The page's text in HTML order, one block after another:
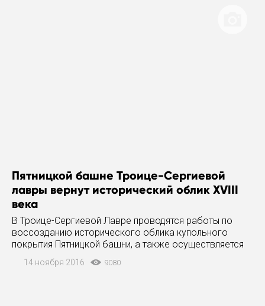
Пятницкой башне Троице-Сергиевой
лавры вернут исторический облик XVIII
века
В Троице-Сергиевой Лавре проводятся работы по
воссозданию исторического облика купольного
покрытия Пятницкой башни, а также осуществляется
реконструкция здания типографии. Об этом сообщает
пресс-служба монастыря. Воссоздание купольного
14 ноября 2016 9080